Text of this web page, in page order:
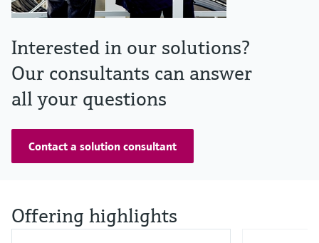
Interested in our solutions?
Our consultants can answer
all your questions
Contact a solution consultant
Offering highlights